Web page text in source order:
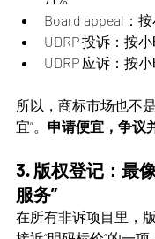
Board appeal：
UDRP 投诉：按
UDRP 应诉：按
所以，商标市场也不
宜”。 申请便宜，争议
3. 版权登记：最
服务”
在所有非诉项目里，